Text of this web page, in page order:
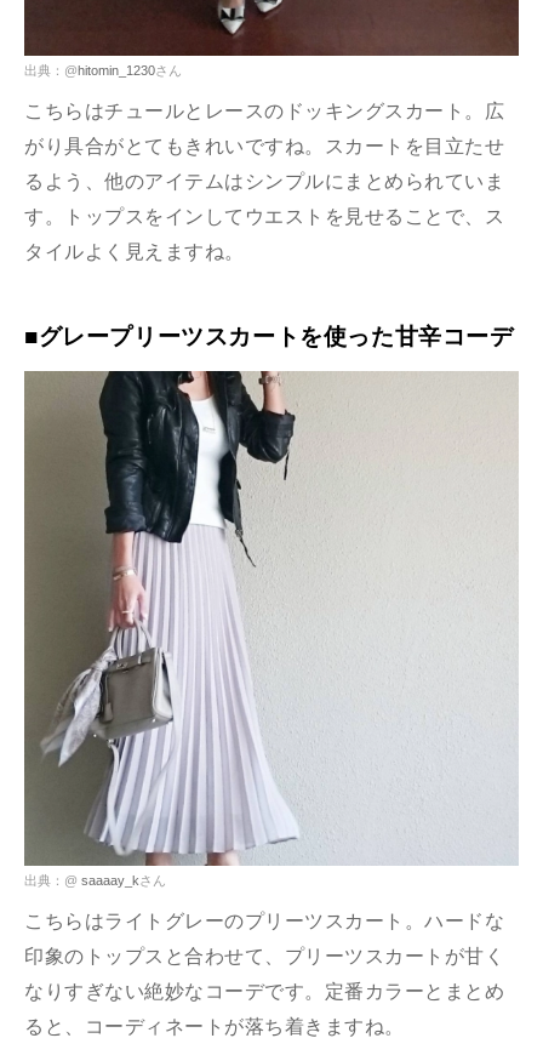
出典：@hitomin_1230さん
こちらはチュールとレースのドッキングスカート。広
がり具合がとてもきれいですね。スカートを目立たせ
るよう、他のアイテムはシンプルにまとめられていま
す。トップスをインしてウエストを見せることで、ス
タイルよく見えますね。
■グレープリーツスカートを使った甘辛コーデ
出典：@ saaaay_kさん
こちらはライトグレーのプリーツスカート。ハードな
印象のトップスと合わせて、プリーツスカートが甘く
なりすぎない絶妙なコーデです。定番カラーとまとめ
ると、コーディネートが落ち着きますね。